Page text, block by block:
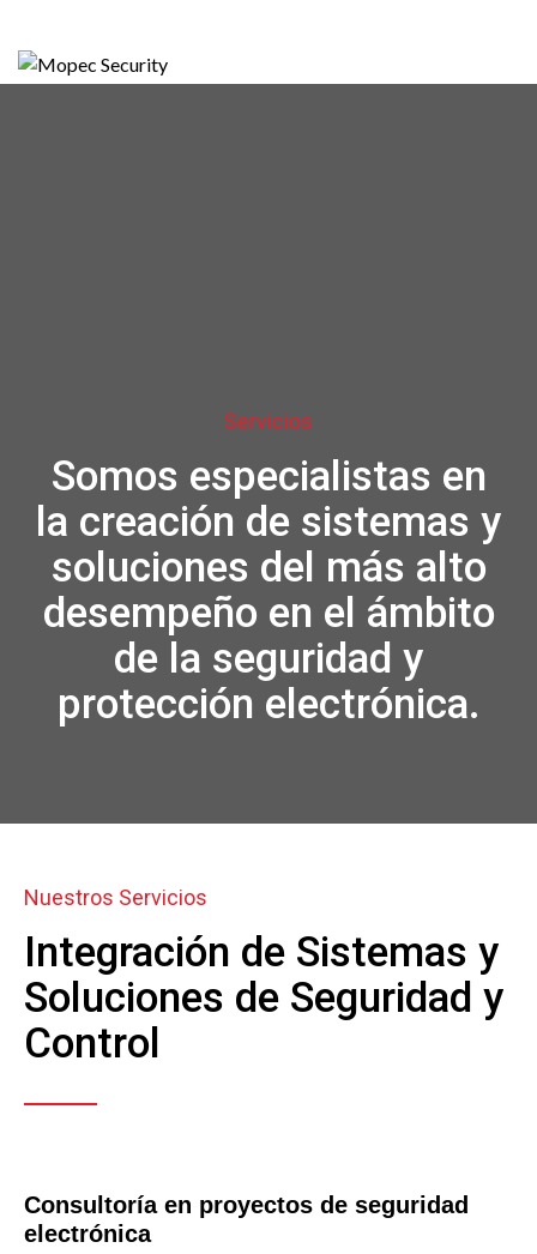
Servicios
Somos especialistas en
la creación de sistemas y
soluciones del más alto
desempeño en el ámbito
de la seguridad y
protección electrónica.
Nuestros Servicios
Integración de Sistemas y
Soluciones de Seguridad y
Control
Consultoría en proyectos de seguridad
electrónica